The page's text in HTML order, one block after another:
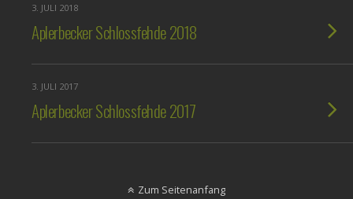
3. JULI 2018
Aplerbecker Schlossfehde 2018
3. JULI 2017
Aplerbecker Schlossfehde 2017
Zum Seitenanfang